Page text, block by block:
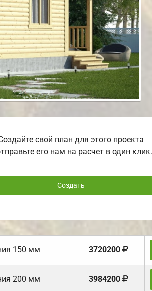
свой план для этого проекта
его нам на расчет в один клик.
Создать
150 мм 3720200
200 мм 3984200